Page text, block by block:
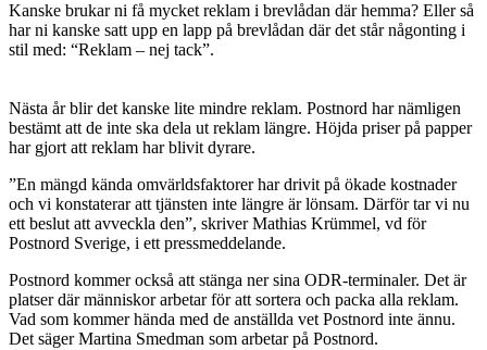
Kanske brukar ni få mycket reklam i brevlådan där hemma? Eller så
har ni kanske satt upp en lapp på brevlådan där det står någonting i
stil med: “Reklam – nej tack”.
Nästa år blir det kanske lite mindre reklam. Postnord har nämligen
bestämt att de inte ska dela ut reklam längre. Höjda priser på papper
har gjort att reklam har blivit dyrare.
”En mängd kända omvärldsfaktorer har drivit på ökade kostnader
och vi konstaterar att tjänsten inte längre är lönsam. Därför tar vi nu
ett beslut att avveckla den”, skriver Mathias Krümmel, vd för
Postnord Sverige, i ett pressmeddelande.
Postnord kommer också att stänga ner sina ODR-terminaler. Det är
platser där människor arbetar för att sortera och packa alla reklam.
Vad som kommer hända med de anställda vet Postnord inte ännu.
Det säger Martina Smedman som arbetar på Postnord.